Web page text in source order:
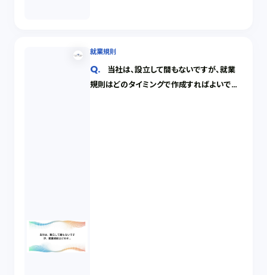
就業規則
当社は、設立して間もないですが、就業
規則はどのタイミングで作成すればよいでし